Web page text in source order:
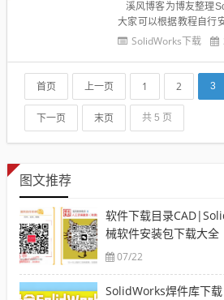
溪风博客为博友整理
大家可以根据教程自行
享奥。SolidWorks2011
SolidWorks下载
首页 上一页 1 2 3
下一页 末页 共 5 页
图文推荐
软件下载目录
械软件安装包下载大全
07/22
SolidWorks焊件库下